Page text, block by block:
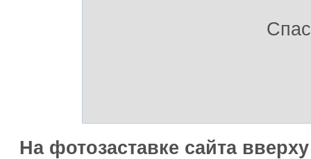
На фотозаставке сайта